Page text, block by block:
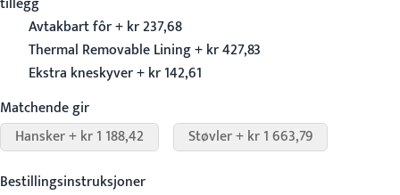
Avtakbart fôr + kr 237,68
Thermal Removable Lining + kr 427,83
Ekstra kneskyver + kr 142,61
Matchende gir
Hansker + kr 1 188,42
Støvler + kr 1 663,79
Bestillingsinstruksjoner